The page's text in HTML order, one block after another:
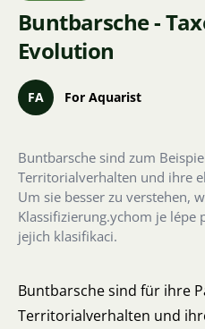
Buntbarsche -
Evolution
FA For Aquarist
Buntbarsche sind zum
Territorialverhalten und ihre
Um sie besser zu verstehen,
Klassifizierung.ychom je lépe
jejich klasifikaci.
Buntbarsche sind für ihre
Territorialverhalten und